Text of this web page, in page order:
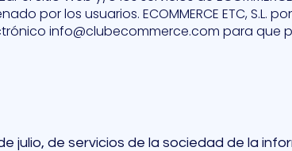
por los usuarios. ECOMMERCE ETC, S.L.
info@clubecommerce.com para que
julio, de servicios de la sociedad de la